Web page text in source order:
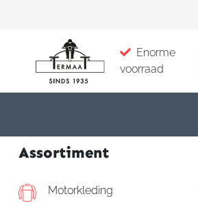
Enorme
voorraad
Assortiment
Motorkleding